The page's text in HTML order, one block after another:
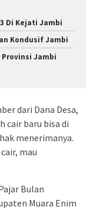
Di Kejati Jambi
Kondusif Jambi
Provinsi Jambi
dari Dana Desa,
cair baru bisa di
menerimanya.
mau
Bulan
Muara Enim